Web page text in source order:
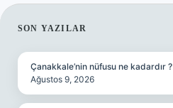
SIDEBAR
SON YAZILAR
Çanakkale’nin nüfusu ne kadardır ?
Ağustos 9, 2026